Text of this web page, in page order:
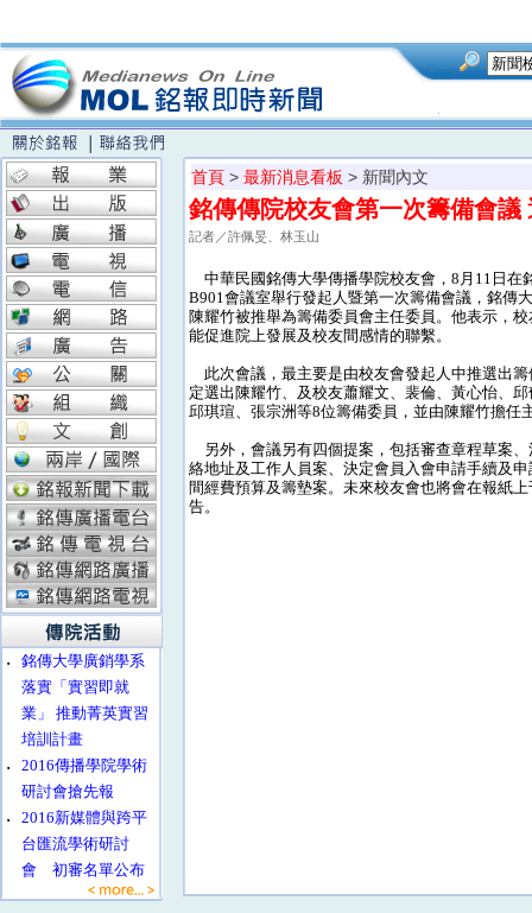
‧
銘傳大學廣銷學系
落實「實習即就
業」 推動菁英實習
培訓計畫
‧
2016傳播學院學術
研討會搶先報
‧
2016新媒體與跨平
台匯流學術研討
會 初審名單公布
首頁 > 最新消息看板 > 新聞內文
銘傳傳院校友會第一次籌備會
記者／許佩旻、林玉山
中華民國銘傳大學傳播學院校友會，8月11日在
B901會議室舉行發起人暨第一次籌備會議，銘傳
陳耀竹被推舉為籌備委員會主任委員。他表示，
能促進院上發展及校友間感情的聯繫。
此次會議，最主要是由校友會發起人中推選出
定選出陳耀竹、及校友蕭耀文、裴倫、黃心怡、
邱琪瑄、張宗洲等8位籌備委員，並由陳耀竹擔任
另外，會議另有四個提案，包括審查章程草案
絡地址及工作人員案、決定會員入會申請手續及
間經費預算及籌墊案。未來校友會也將會在報紙
告。